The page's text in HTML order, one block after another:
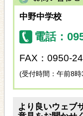
中野中学校
電話：
FAX：0950-
(受付時間：午前8
より良いウェブ